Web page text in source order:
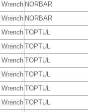
NORBAR
NORBAR
TOPTUL
TOPTUL
TOPTUL
TOPTUL
TOPTUL
TOPTUL